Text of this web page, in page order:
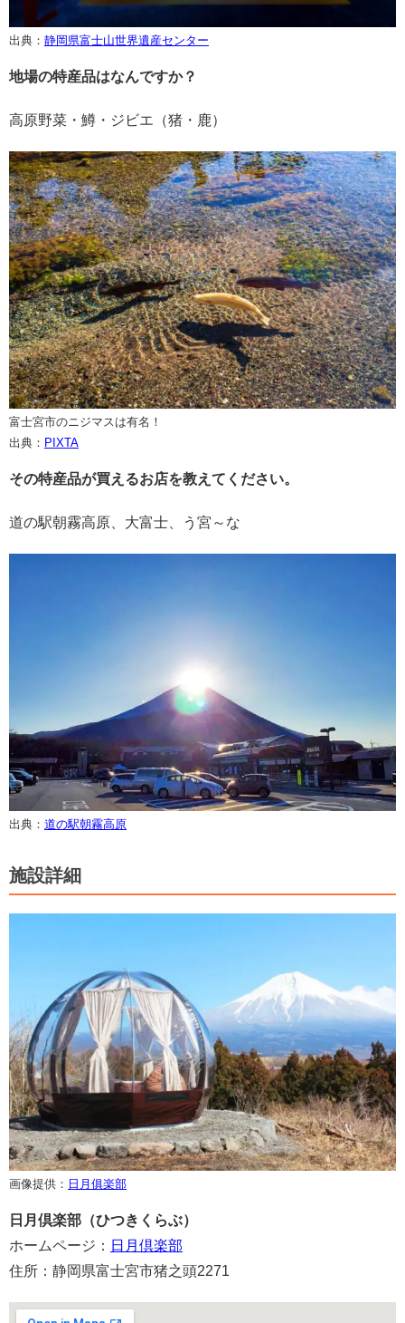
出典： 静岡県富士山世界遺産センター
地場の特産品はなんですか？
高原野菜・鱒・ジビエ（猪・鹿）
富士宮市のニジマスは有名！
出典： PIXTA
その特産品が買えるお店を教えてください。
道の駅朝霧高原、大富士、う宮～な
出典： 道の駅朝霧高原
施設詳細
画像提供： 日月俱楽部
日月倶楽部（ひつきくらぶ）
ホームページ： 日月倶楽部
住所：静岡県富士宮市猪之頭2271